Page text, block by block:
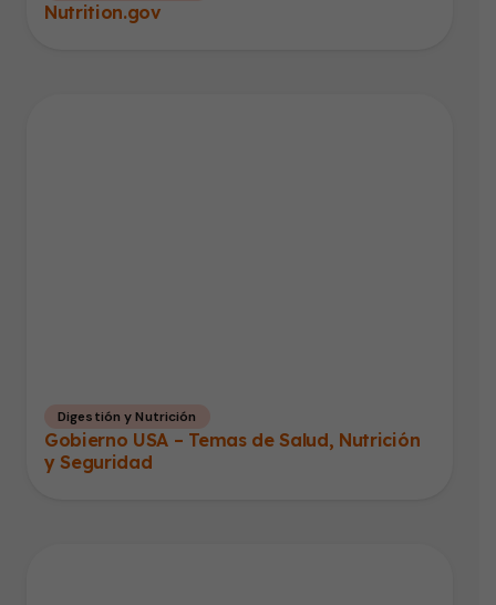
Nutrition.gov
Digestión y Nutrición
Gobierno USA – Temas de Salud, Nutrición
y Seguridad